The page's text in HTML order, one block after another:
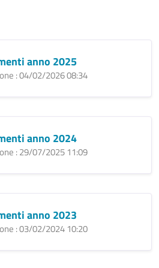
anno 2025
: 04/02/2026 08:34
anno 2024
: 29/07/2025 11:09
anno 2023
: 03/02/2024 10:20